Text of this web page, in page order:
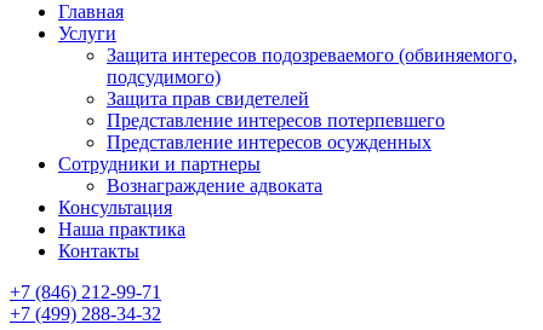
Главная
Услуги
Защита интересов подозреваемого (обвиняемого,
подсудимого)
Защита прав свидетелей
Представление интересов потерпевшего
Представление интересов осужденных
Сотрудники и партнеры
Вознаграждение адвоката
Консультация
Наша практика
Контакты
+7 (846) 212-99-71
+7 (499) 288-34-32